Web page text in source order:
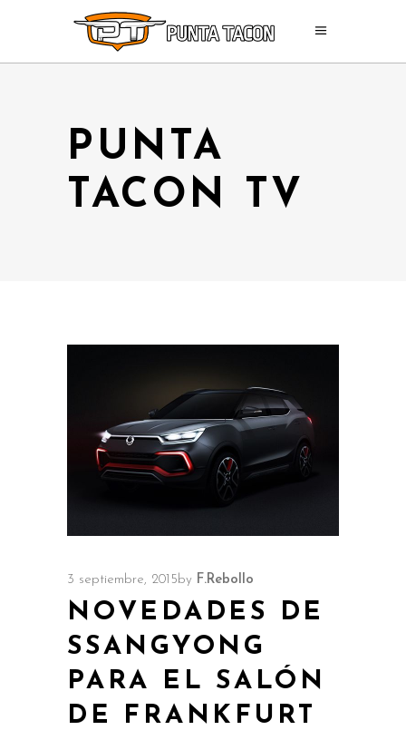
PUNTA
TACON TV
3 septiembre, 2015 by F.Rebollo
NOVEDADES DE
SSANGYONG
PARA EL SALÓN
DE FRANKFURT